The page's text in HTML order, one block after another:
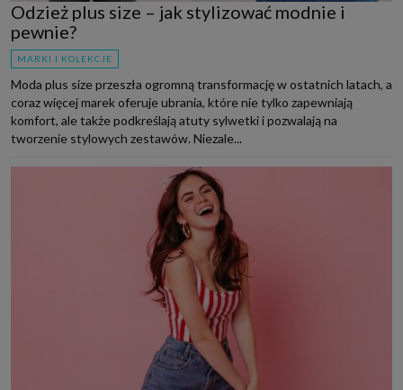
Odzież plus size – jak stylizować modnie i
pewnie?
MARKI I KOLEKCJE
Moda plus size przeszła ogromną transformację w ostatnich latach, a
coraz więcej marek oferuje ubrania, które nie tylko zapewniają
komfort, ale także podkreślają atuty sylwetki i pozwalają na
tworzenie stylowych zestawów. Niezale...